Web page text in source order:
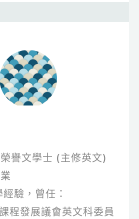
譽文學士 (主修英文)
驗，曾任：
程發展議會英文科委員